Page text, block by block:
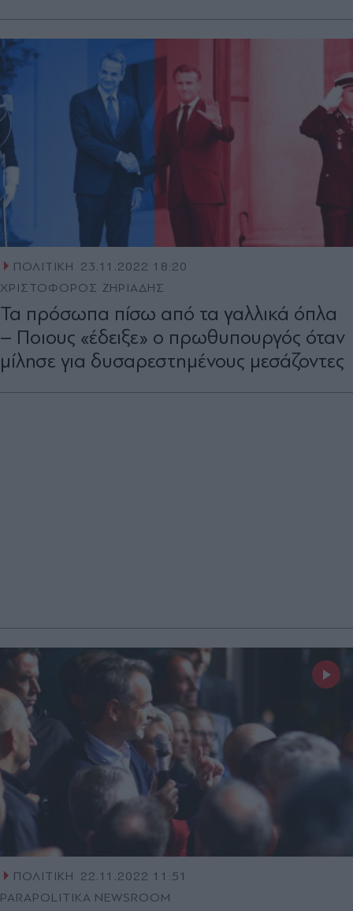
ΠΟΛΙΤΙΚΗ
23.11.2022 18:20
ΧΡΙΣΤΟΦΟΡΟΣ ΖΗΡΙΑΔΗΣ
Τα πρόσωπα πίσω από τα γαλλικά όπλα
– Ποιους «έδειξε» ο πρωθυπουργός όταν
μίλησε για δυσαρεστημένους μεσάζοντες
ΠΟΛΙΤΙΚΗ
22.11.2022 11:51
PARAPOLITIKA NEWSROOM